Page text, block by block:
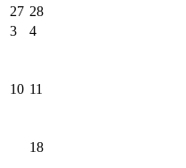
27 28
3
4
10 11
18